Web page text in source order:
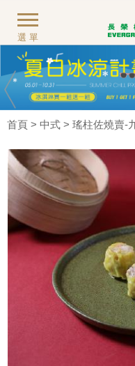
選單
首頁 > 中式 > 瑤柱佐燒賣-